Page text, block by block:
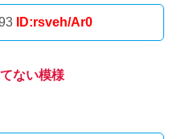
ID:rsveh/Ar0
ない模様